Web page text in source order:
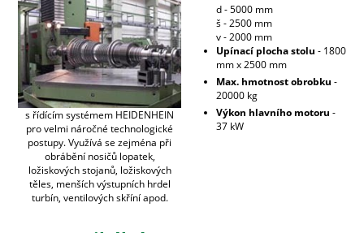
s řídícím systémem HEIDENHEIN
pro velmi náročné technologické
postupy. Využívá se zejména při
obrábění nosičů lopatek,
ložiskových stojanů, ložiskových
těles, menších výstupních hrdel
turbín, ventilových skříní apod.
d - 5000 mm
š - 2500 mm
v - 2000 mm
Upínací plocha stolu - 1800
mm x 2500 mm
Max. hmotnost obrobku -
20000 kg
Výkon hlavního motoru -
37 kW